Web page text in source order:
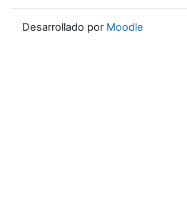
Desarrollado por Moodle